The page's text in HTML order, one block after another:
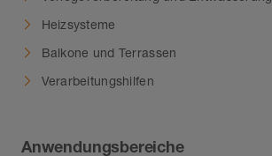
Heizsysteme
Balkone und Terrassen
Verarbeitungshilfen
Anwendungsbereiche